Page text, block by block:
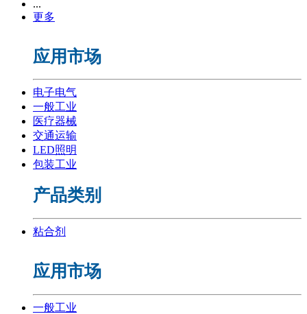
...
更多
应用市场
电子电气
一般工业
医疗器械
交通运输
LED照明
包装工业
产品类别
粘合剂
应用市场
一般工业